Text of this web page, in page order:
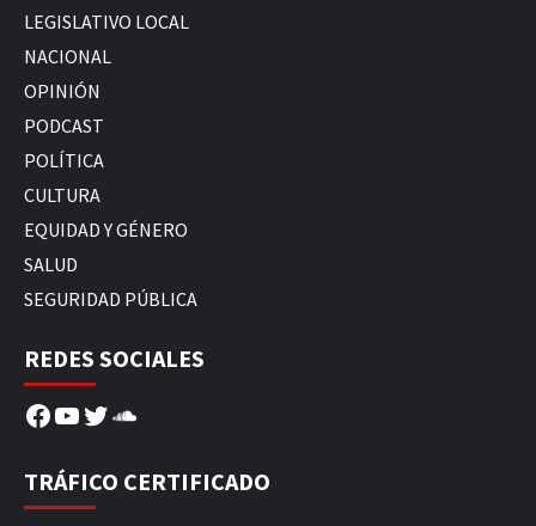
LEGISLATIVO LOCAL
NACIONAL
OPINIÓN
PODCAST
POLÍTICA
CULTURA
EQUIDAD Y GÉNERO
SALUD
SEGURIDAD PÚBLICA
REDES SOCIALES
Facebook
YouTube
Twitter
SoundCloud
TRÁFICO CERTIFICADO